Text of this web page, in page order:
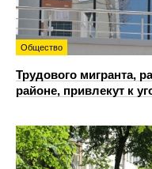
Общество
Трудового мигранта,
районе, привлекут к